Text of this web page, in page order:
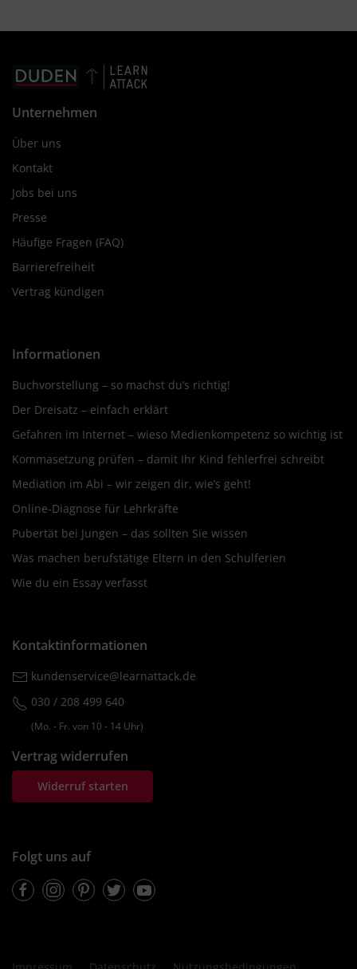
Unternehmen
Über uns
Kontakt
Jobs bei uns
Presse
Häufige Fragen (FAQ)
Barrierefreiheit
Vertrag kündigen
Informationen
Buchvorstellung – so machst du’s richtig!
Der Dreisatz – einfach erklärt
Gefahren im Internet – wieso Medienkompetenz so wichtig ist
Kommasetzung prüfen – damit Ihr Kind fehlerfrei schreibt
Mediation im Abi – wir zeigen dir, wie’s geht!
Online-Diagnose für Lehrkräfte
Pubertät bei Jungen – das sollten Sie wissen
Was machen berufstätige Eltern in den Schulferien
Wie du ein Essay verfasst
Kontaktinformationen
kundenservice@learnattack.de
030 / 208 499 640
(Mo. ‐ Fr. von 10 ‐ 14 Uhr)
Vertrag widerrufen
Widerruf starten
Folgt uns auf
FacebookInstagramPinterestTwitterYoutube